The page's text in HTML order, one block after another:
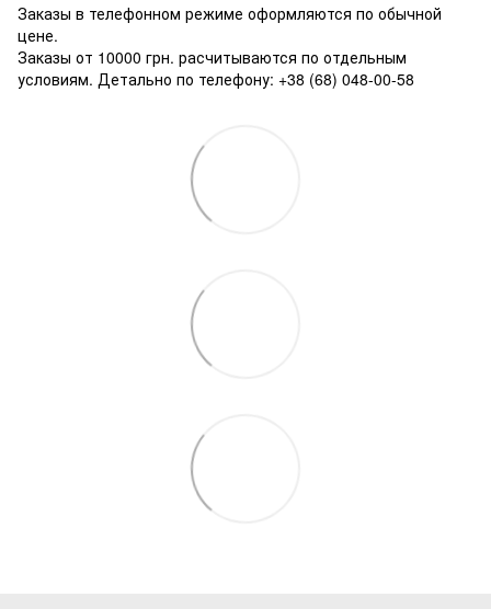
Заказы в телефонном режиме оформляются по обычной
цене.
Заказы от 10000 грн. расчитываются по отдельным
условиям. Детально по телефону: +38 (68) 048-00-58